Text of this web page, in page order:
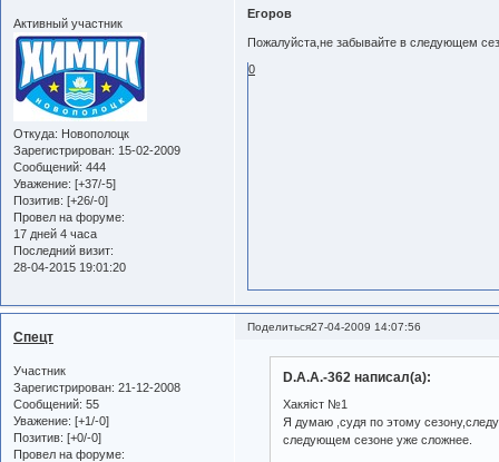
Активный участник
Откуда: Новополоцк
Зарегистрирован: 15-02-2009
Сообщений: 444
Уважение: [+37/-5]
Позитив: [+26/-0]
Провел на форуме:
17 дней 4 часа
Последний визит:
28-04-2015 19:01:20
Егоров
Пожалуйста,не забывайте в следующем
0
Поделиться27-04-2009 14:07:56
Спецт
Участник
Зарегистрирован: 21-12-2008
Сообщений: 55
Уважение: [+1/-0]
Позитив: [+0/-0]
Провел на форуме:
D.A.A.-362 написал(а):
Хакяiст №1
Я думаю ,судя по этому
следующем сезоне уже сложнее.